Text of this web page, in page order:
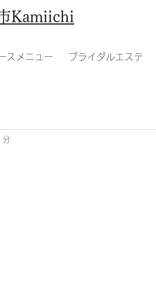
Kamiichi
スメニュー ブライダルエステ
分